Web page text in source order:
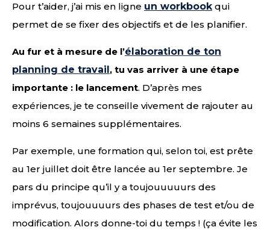
Pour t’aider, j’ai mis en ligne un workbookqui
permet de se fixer des objectifs et de les planifier.
Au fur et à mesure de l’élaboration de ton
planning de travail, tu vas arriver à une étape
importante : le lancement. D’après mes
expériences, je te conseille vivement de rajouter au
moins 6 semaines supplémentaires.
Par exemple, une formation qui, selon toi, est prête
au 1er juillet doit être lancée au 1er septembre. Je
pars du principe qu’il y a toujouuuuurs des
imprévus, toujouuuurs des phases de test et/ou de
modification. Alors donne-toi du temps ! (ça évite les